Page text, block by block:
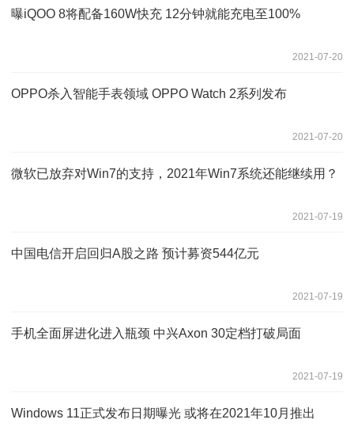
曝iQOO 8将配备160W快充 12分钟就能充电至100%
2021-07-20
OPPO杀入智能手表领域 OPPO Watch 2系列发布
2021-07-20
微软已放弃对Win7的支持，2021年Win7系统还能继续用？
2021-07-19
中国电信开启回归A股之路 预计募资544亿元
2021-07-19
手机全面屏进化进入瓶颈 中兴Axon 30定档打破局面
2021-07-19
Windows 11正式发布日期曝光 或将在2021年10月推出